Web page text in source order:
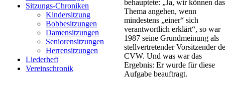
Sitzungs-Chroniken
Kindersitzung
Bobbesitzungen
Damensitzungen
Seniorensitzungen
Herrensitzungen
Liederheft
Vereinschronik
behauptete: „Ja, wir können das
Thema angehen, wenn
mindestens „einer“ sich
verantwortlich erklärt“, so war
1987 seine Grundmeinung als
stellvertretender Vorsitzender
CVW. Und was war das
Ergebnis: Er wurde für diese
Aufgabe beauftragt.